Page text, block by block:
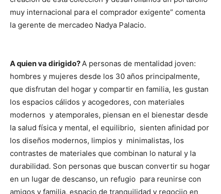
muy internacional para el comprador exigente” comenta
la gerente de mercadeo Nadya Palacio.
A quien va dirigido? A personas de mentalidad joven:
hombres y mujeres desde los 30 años principalmente,
que disfrutan del hogar y compartir en familia, les gustan
los espacios cálidos y acogedores, con materiales
modernos y atemporales, piensan en el bienestar desde
la salud física y mental, el equilibrio, sienten afinidad por
los diseños modernos, limpios y minimalistas, los
contrastes de materiales que combinan lo natural y la
durabilidad. Son personas que buscan convertir su hogar
en un lugar de descanso, un refugio para reunirse con
amigos y familia, espacio de tranquilidad y regocijo en